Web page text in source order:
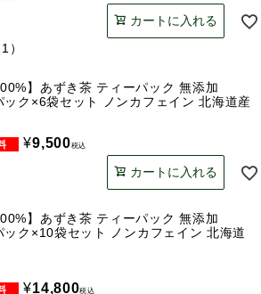
カートに入れる
1 ）
】あずき茶 ティーパック 無添加
ク×6袋セット ノンカフェイン 北海道産
¥9,500税込
カートに入れる
】あずき茶 ティーパック 無添加
ク×10袋セット ノンカフェイン 北海道
¥14,800税込